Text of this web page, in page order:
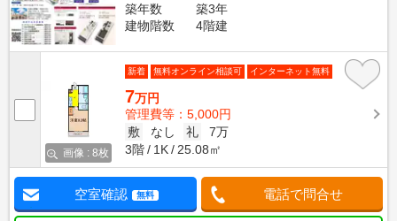
築年数
築3年
建物階数
4階建
画像 : 8枚
新着 無料オンライン相談可 インターネット無料
7万円
管理費等：5,000円
敷
なし 礼
7万
3階
1K 25.08㎡
空室確認 無料 電話で問合せ